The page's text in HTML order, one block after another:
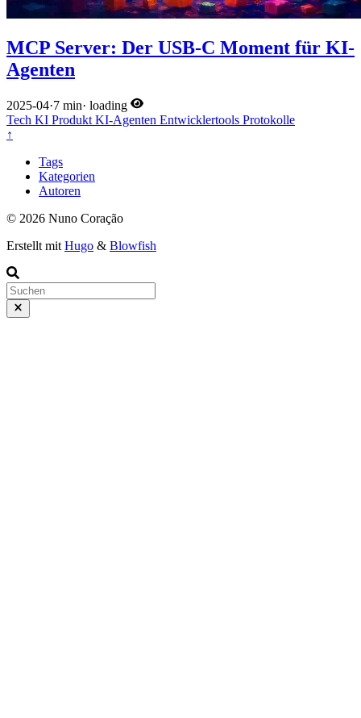
MCP Server: Der USB-C Moment für KI-
Agenten
2025-04·7 min· loading
Tech KI Produkt KI-Agenten Entwicklertools Protokolle
↑
Tags
Kategorien
Autoren
© 2026 Nuno Coração
Erstellt mit Hugo & Blowfish